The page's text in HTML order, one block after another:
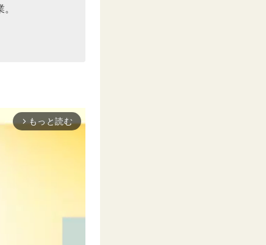
arrow_forward_ios もっと読む